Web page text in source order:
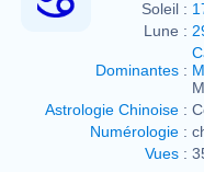
Soleil :
Lune :
Dominantes :
Astrologie Chinoise :
Numérologie :
Vues :